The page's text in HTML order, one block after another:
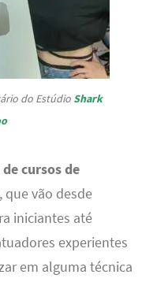
do Estúdio Shark
cursos de
, que vão desde
iniciantes até
experientes
em alguma técnica